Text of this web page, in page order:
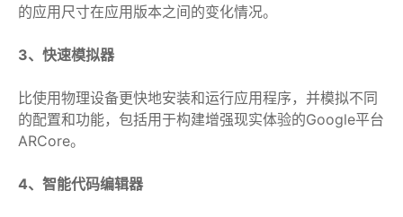
的应用尺寸在应用版本之间的变化情况。
3、快速模拟器
比使用物理设备更快地安装和运行应用程序，并模拟不同
的配置和功能，包括用于构建增强现实体验的Google平台
ARCore。
4、智能代码编辑器